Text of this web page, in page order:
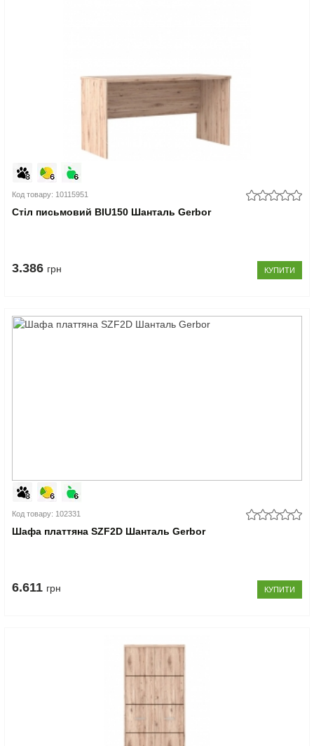
Код товару: 10115951
Стіл письмовий BIU150 Шанталь Gerbor
3.386 грн КУПИТИ
Код товару: 102331
Шафа платтяна SZF2D Шанталь Gerbor
6.611 грн КУПИТИ